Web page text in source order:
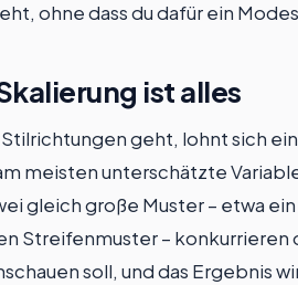
ohne dass du dafür ein
ist alles
geht, lohnt sich
meisten unterschätzte
gleich große Muster – etwa
Streifenmuster – konkurrieren
soll, und das Ergebnis